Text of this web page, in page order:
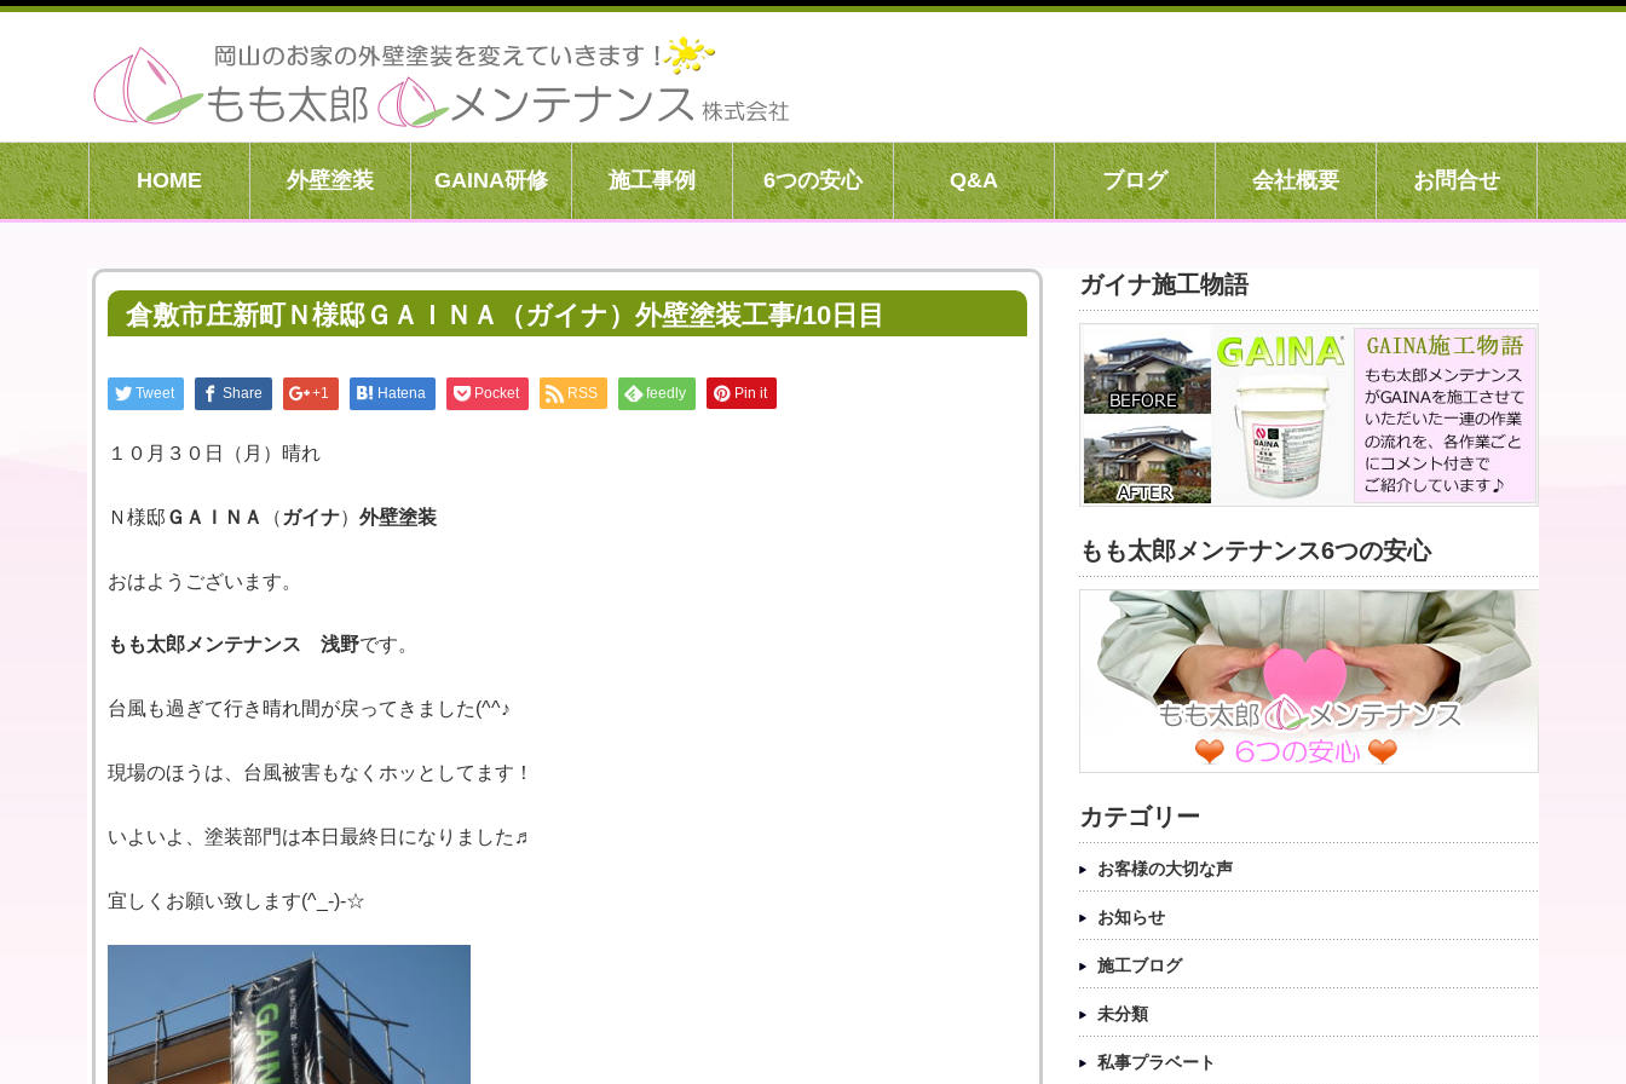
HOME 外壁塗装 GAINA研修 施工事例 6つの安心 Q&A ブログ 会社概要 お問合せ
倉敷市庄新町Ｎ様邸ＧＡＩＮＡ（ガイナ）外壁塗装工事/10日目
Tweet Share +1 Hatena Pocket RSS feedly Pin it
１０月３０日（月）晴れ
Ｎ様邸 ＧＡＩＮＡ （ ガイナ） 外壁塗装
おはようございます。
もも太郎メンテナンス 浅野です。
台風も過ぎて行き晴れ間が戻ってきました(^^♪
現場のほうは、台風被害もなくホッとしてます！
いよいよ、塗装部門は本日最終日になりました♬
宜しくお願い致します(^_-)-☆
ガイナ施工物語
もも太郎メンテナンス6つの安心
カテゴリー
お客様の大切な声
お知らせ
施工ブログ
未分類
私事プラベート